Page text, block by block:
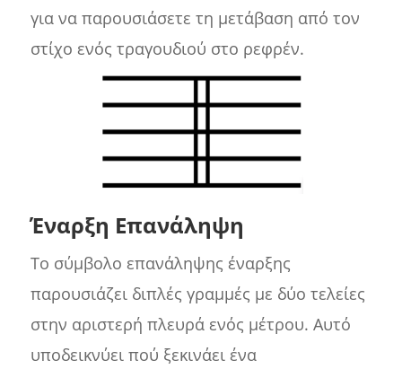
για να παρουσιάσετε τη μετάβαση από τον
στίχο ενός τραγουδιού στο ρεφρέν.
Έναρξη Επανάληψη
Το σύμβολο επανάληψης έναρξης
παρουσιάζει διπλές γραμμές με δύο τελείες
στην αριστερή πλευρά ενός μέτρου. Αυτό
υποδεικνύει πού ξεκινάει ένα